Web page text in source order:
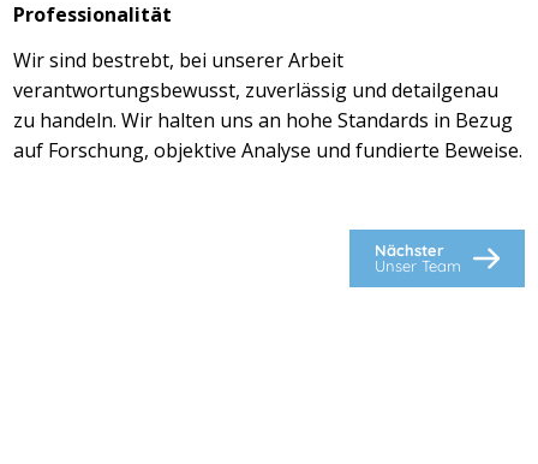
Professionalität
Wir sind bestrebt, bei unserer Arbeit
verantwortungsbewusst, zuverlässig und detailgenau
zu handeln. Wir halten uns an hohe Standards in Bezug
auf Forschung, objektive Analyse und fundierte Beweise.
Nächster
Unser Team